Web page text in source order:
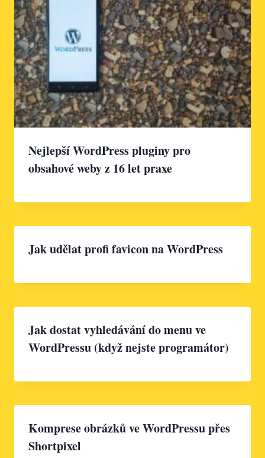
Nejlepší WordPress pluginy pro
obsahové weby z 16 let praxe
Jak udělat profi favicon na WordPress
Jak dostat vyhledávání do menu ve
WordPressu (když nejste programátor)
Komprese obrázků ve WordPressu přes
Shortpixel